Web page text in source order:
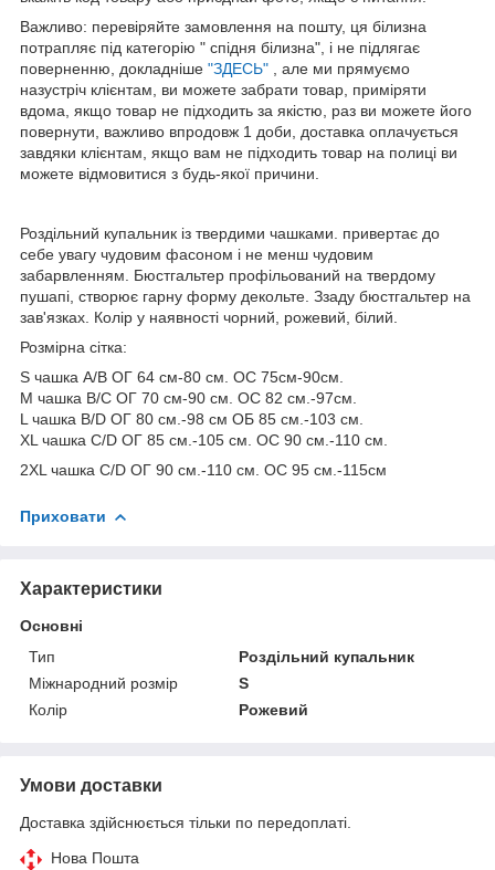
Важливо: перевіряйте замовлення на пошту, ця білизна
потрапляє під категорію " спідня білизна", і не підлягає
поверненню, докладніше "ЗДЕСЬ" , але ми прямуємо
назустріч клієнтам, ви можете забрати товар, приміряти
вдома, якщо товар не підходить за якістю, раз ви можете його
повернути, важливо впродовж 1 доби, доставка оплачується
завдяки клієнтам, якщо вам не підходить товар на полиці ви
можете відмовитися з будь-якої причини.
Роздільний купальник із твердими чашками. привертає до
себе увагу чудовим фасоном і не менш чудовим
забарвленням. Бюстгальтер профільований на твердому
пушапі, створює гарну форму декольте. Ззаду бюстгальтер на
зав'язках. Колір у наявності чорний, рожевий, білий.
Розмірна сітка:
S чашка A/B ОГ 64 см-80 см. ОС 75см-90см.
M чашка B/C ОГ 70 см-90 см. ОС 82 см.-97см.
L чашка B/D ОГ 80 см.-98 см ОБ 85 см.-103 см.
XL чашка С/D ОГ 85 см.-105 см. ОС 90 см.-110 см.
2XL чашка С/D ОГ 90 см.-110 см. ОС 95 см.-115см
Приховати
Характеристики
Основні
Тип
Роздільний купальник
Міжнародний розмір
S
Колір
Рожевий
Умови доставки
Доставка здійснюється тільки по передоплаті.
Нова Пошта